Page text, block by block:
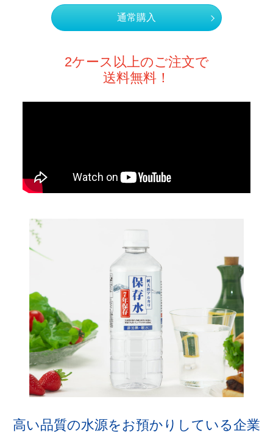
通常購入
2ケース以上のご注文で
送料無料！
高い品質の水源をお預かりしている企業